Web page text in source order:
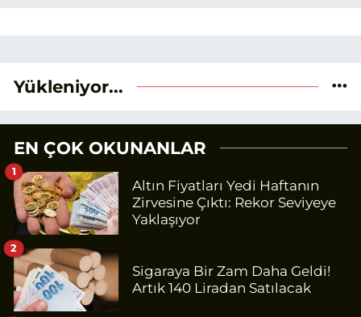
Yükleniyor...
EN ÇOK OKUNANLAR
Altın Fiyatları Yedi Haftanın
Zirvesine Çıktı: Rekor Seviyeye
Yaklaşıyor
1
Sigaraya Bir Zam Daha Geldi!
Artık 140 Liradan Satılacak
2